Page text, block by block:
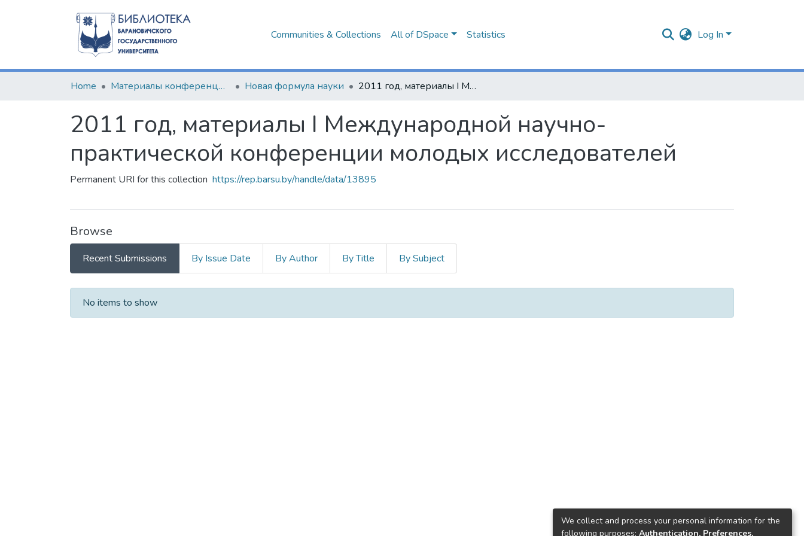
Communities & Collections All of DSpace Statistics Log In
Home Материалы конференций и семинаров Новая формула науки 2011 год, материалы I Международной научно-практической конференции молодых исследователей
2011 год, материалы I Международной научно-
практической конференции молодых исследователей
Permanent URI for this collection https://rep.barsu.by/handle/data/13895
Browse
Recent Submissions By Issue Date By Author By Title By Subject
Recent Submissions
No items to show
We collect and process your personal information for the
following purposes: Authentication, Preferences,